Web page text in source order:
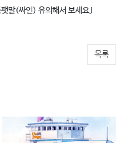
말(싸인) 유의해서 보세요J
목록